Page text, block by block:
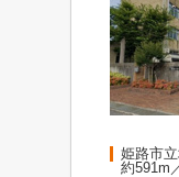
姫路市
約591m